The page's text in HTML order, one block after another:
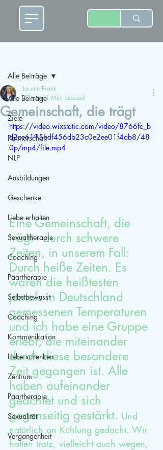
Alle Beiträge
Ziele
Partnerschaft
NLP
Ausbildungen
Geschenke
Liebe erhalten
Sexualtherapie
Coaching
Paartherapie
Selbstbewusst
Coaching
Kommunikation
Liebe schenken
Zentrum
Paartherapie
Sexualität
Vergangenheit
Alle Beiträge
Gemeinschaft, die trägt
Jasmin Frank
29. Juni 1 Min. Lesezeit
https://video.wixstatic.com/video/8766fc_b
d2ce6195bdf456db23c0e2ee01f4ab8/48
0p/mp4/file.mp4
Eine Gemeinschaft, die
trägt - durch schwere
Zeiten, in unserem Fall:
Durch heiße Zeiten. Es
waren die heißtesten
jemals in Deutschland
gemessenen Temperaturen
und ich habe eine Gruppe
erlebt, die miteinander
durch diese besondere
Zeit gegangen ist. Alle
haben aufeinander
geachtet und sich
gegenseitig gestärkt. Und
natürlich an Kühlung gedacht. Wir
hatten trotz, vielleicht auch wegen,